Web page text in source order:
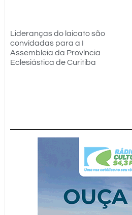
Lideranças do laicato são
convidadas para a I
Assembleia da Província
Eclesiástica de Curitiba